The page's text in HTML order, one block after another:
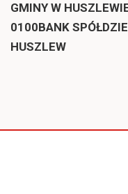
GMINY W
0100BANK
HUSZLEW